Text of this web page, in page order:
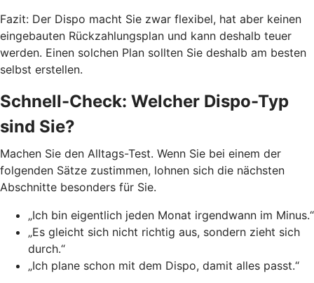
Fazit: Der Dispo macht Sie zwar flexibel, hat aber keinen
eingebauten Rückzahlungsplan und kann deshalb teuer
werden. Einen solchen Plan sollten Sie deshalb am besten
selbst erstellen.
Schnell-Check: Welcher Dispo-Typ
sind Sie?
Machen Sie den Alltags-Test. Wenn Sie bei einem der
folgenden Sätze zustimmen, lohnen sich die nächsten
Abschnitte besonders für Sie.
„Ich bin eigentlich jeden Monat irgendwann im Minus.“
„Es gleicht sich nicht richtig aus, sondern zieht sich
durch.“
„Ich plane schon mit dem Dispo, damit alles passt.“